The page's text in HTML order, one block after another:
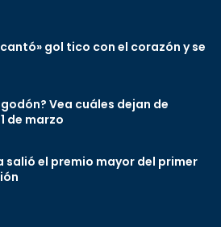
gol tico con el corazón y se
Vea cuáles dejan de
de marzo
salió el premio mayor del primer